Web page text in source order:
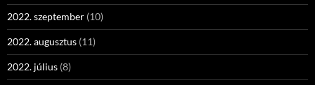
2022. szeptember (10)
2022. augusztus (11)
2022. július (8)